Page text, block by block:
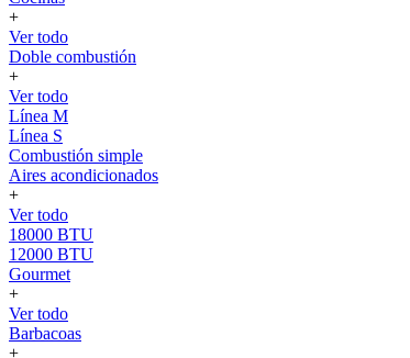
+
Ver todo
Doble combustión
+
Ver todo
Línea M
Línea S
Combustión simple
Aires acondicionados
+
Ver todo
18000 BTU
12000 BTU
Gourmet
+
Ver todo
Barbacoas
+